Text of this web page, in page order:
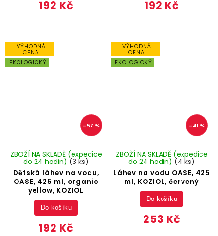
192 Kč 192 Kč
VÝHODNÁ
CENA
EKOLOGICKÝ
–57 %
Dětská láhev na vodu,
OASE, 425 ml, organic
yellow, KOZIOL
ZBOŽÍ NA SKLADĚ (expedice
do 24 hodin) (3 ks)
192 Kč
Do košíku
VÝHODNÁ
CENA
EKOLOGICKÝ
–41 %
Láhev na vodu OASE, 425
ml, KOZIOL, červený
ZBOŽÍ NA SKLADĚ (expedice
do 24 hodin) (4 ks)
253 Kč
Do košíku